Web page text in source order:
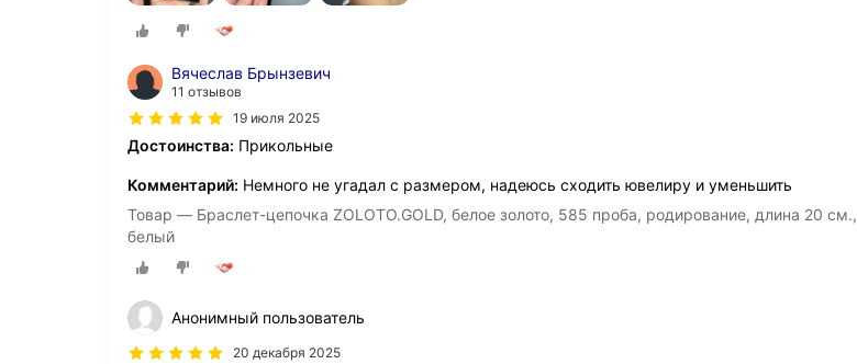
Вячеслав Брынзевич
11 отзывов
19 июля 2025
Достоинства: Прикольные
Комментарий: Немного не угадал с размером, надеюсь сходить ювелиру и уменьшить
Товар — Браслет-цепочка ZOLOTO.GOLD, белое золото, 585 проба, родирование, длина 20 см.,
белый
Анонимный пользователь
20 декабря 2025